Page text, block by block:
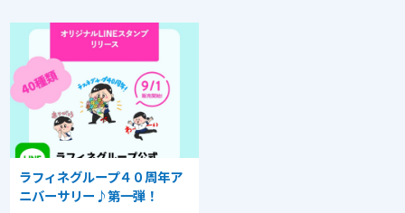
ラフィネグループ４０周年ア
ニバーサリー♪第一弾！